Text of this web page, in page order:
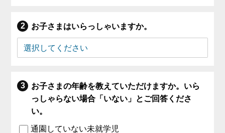
お子さまはいらっしゃいますか。
お子さまの年齢を教えていただけますか。いら
っしゃらない場合「いない」とご回答くださ
い。
通園していない未就学児